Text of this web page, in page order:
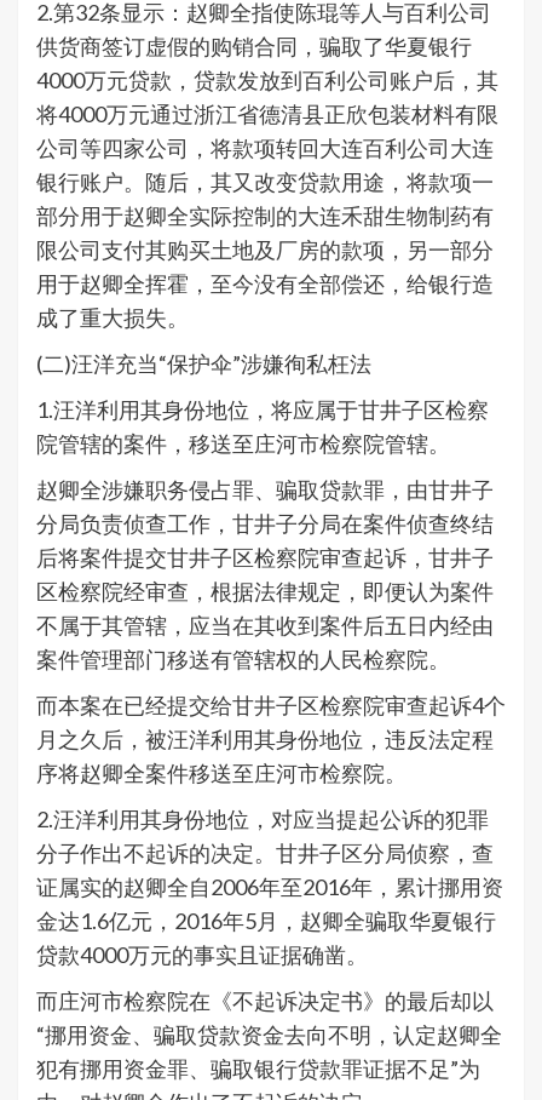
2.第32条显示：赵卿全指使陈琨等人与百利公司
供货商签订虚假的购销合同，骗取了华夏银行
4000万元贷款，贷款发放到百利公司账户后，其
将4000万元通过浙江省德清县正欣包装材料有限
公司等四家公司，将款项转回大连百利公司大连
银行账户。随后，其又改变贷款用途，将款项一
部分用于赵卿全实际控制的大连禾甜生物制药有
限公司支付其购买土地及厂房的款项，另一部分
用于赵卿全挥霍，至今没有全部偿还，给银行造
成了重大损失。
(二)汪洋充当“保护伞”涉嫌徇私枉法
1.汪洋利用其身份地位，将应属于甘井子区检察
院管辖的案件，移送至庄河市检察院管辖。
赵卿全涉嫌职务侵占罪、骗取贷款罪，由甘井子
分局负责侦查工作，甘井子分局在案件侦查终结
后将案件提交甘井子区检察院审查起诉，甘井子
区检察院经审查，根据法律规定，即便认为案件
不属于其管辖，应当在其收到案件后五日内经由
案件管理部门移送有管辖权的人民检察院。
而本案在已经提交给甘井子区检察院审查起诉4个
月之久后，被汪洋利用其身份地位，违反法定程
序将赵卿全案件移送至庄河市检察院。
2.汪洋利用其身份地位，对应当提起公诉的犯罪
分子作出不起诉的决定。甘井子区分局侦察，查
证属实的赵卿全自2006年至2016年，累计挪用资
金达1.6亿元，2016年5月，赵卿全骗取华夏银行
贷款4000万元的事实且证据确凿。
而庄河市检察院在《不起诉决定书》的最后却以
“挪用资金、骗取贷款资金去向不明，认定赵卿全
犯有挪用资金罪、骗取银行贷款罪证据不足”为